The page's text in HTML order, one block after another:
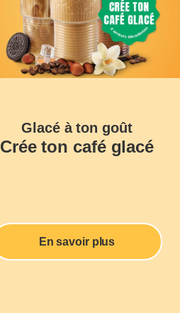
Glacé à ton goût
Crée ton café glacé
En savoir plus